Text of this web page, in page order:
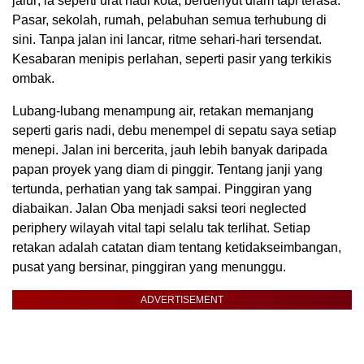
Pasar, sekolah, rumah, pelabuhan semua terhubung di
sini. Tanpa jalan ini lancar, ritme sehari-hari tersendat.
Kesabaran menipis perlahan, seperti pasir yang terkikis
ombak.
Lubang-lubang menampung air, retakan memanjang
seperti garis nadi, debu menempel di sepatu saya setiap
menepi. Jalan ini bercerita, jauh lebih banyak daripada
papan proyek yang diam di pinggir. Tentang janji yang
tertunda, perhatian yang tak sampai. Pinggiran yang
diabaikan. Jalan Oba menjadi saksi teori neglected
periphery wilayah vital tapi selalu tak terlihat. Setiap
retakan adalah catatan diam tentang ketidakseimbangan,
pusat yang bersinar, pinggiran yang menunggu.
ADVERTISEMENT